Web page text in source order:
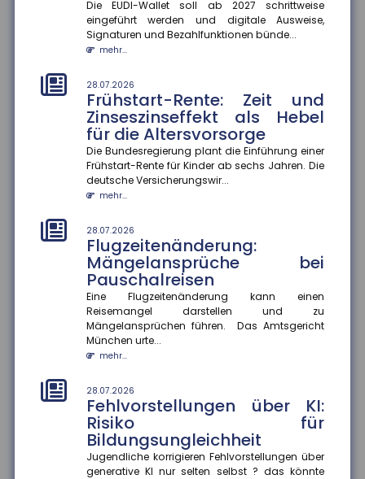
Die EUDI-Wallet soll ab 2027 schrittweise
eingeführt werden und digitale Ausweise,
Signaturen und Bezahlfunktionen bünde...
mehr...
28.07.2026
Frühstart-Rente: Zeit und
Zinseszinseffekt als Hebel
für die Altersvorsorge
Die Bundesregierung plant die Einführung einer
Frühstart-Rente für Kinder ab sechs Jahren. Die
deutsche Versicherungswir...
mehr...
28.07.2026
Flugzeitenänderung:
Mängelansprüche bei
Pauschalreisen
Eine Flugzeitenänderung kann einen
Reisemangel darstellen und zu
Mängelansprüchen führen. Das Amtsgericht
München urte...
mehr...
28.07.2026
Fehlvorstellungen über KI:
Risiko für
Bildungsungleichheit
Jugendliche korrigieren Fehlvorstellungen über
generative KI nur selten selbst ? das könnte
mehr Beschäftigte wechseln
den Beruf
Der Anteil der Beschäftigten, die innerhalb eines
2024 um 13 Prozentp...
mehr...
28.07.2026
Geschlechterspezifische
Mobilität: Wie Umzüge
Karrierechancen beeinflussen
Paare, die umziehen, stehen oft vor der
zu müssen. Eine aktuelle Studie...
mehr...
28.07.2026
Mehr Datensouveränität im
Smart Home
Verbraucher sollen künftig selbst entscheiden
können, welche Daten aus ihrem Smart Home sie
teilen. Im Rahmen des Proj...
25.07.2026
Gesetzentwurf zur
Frühstartrente
Der Gesetzentwurf zur Frühstartrente nimmt Formen
an. Demnach sollen für jedes Kind vom sechsten bis